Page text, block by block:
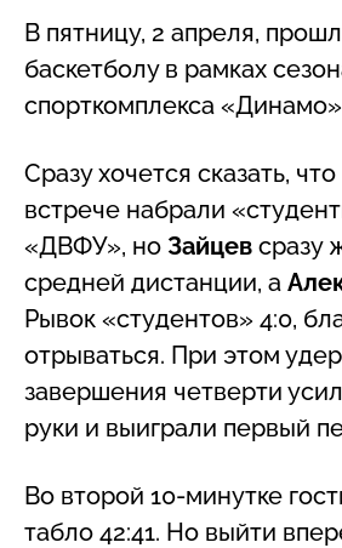
В пятницу, 2 апреля,
баскетболу в рамках
спорткомплекса
Сразу хочется сказать,
встрече набрали
«ДВФУ», но Зайцев сразу
средней дистанции, а
Рывок «студентов» 4:0,
отрываться. При этом
завершения четверти
руки и выиграли первый
Во второй 10-минутке
табло 42:41. Но выйти